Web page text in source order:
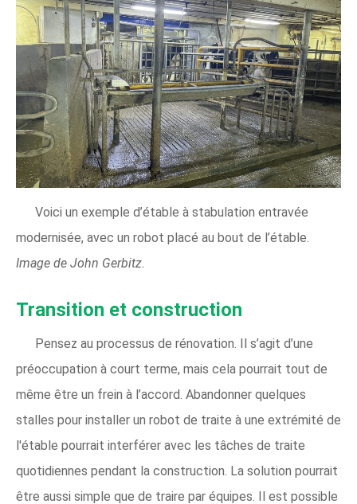
Voici un exemple d’étable à stabulation entravée
modernisée, avec un robot placé au bout de l’étable.
Image de John Gerbitz.
Transition et construction
Pensez au processus de rénovation. Il s’agit d’une
préoccupation à court terme, mais cela pourrait tout de
même être un frein à l’accord. Abandonner quelques
stalles pour installer un robot de traite à une extrémité de
l'étable pourrait interférer avec les tâches de traite
quotidiennes pendant la construction. La solution pourrait
être aussi simple que de traire par équipes. Il est possible